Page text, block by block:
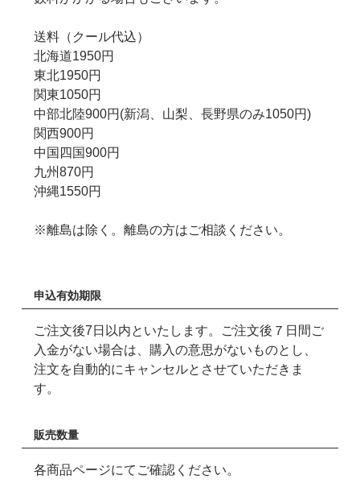
送料（クール代込）
北海道1950円
東北1950円
関東1050円
中部北陸900円(新潟、山梨、長野県のみ1050円)
関西900円
中国四国900円
九州870円
沖縄1550円
※離島は除く。離島の方はご相談ください。
申込有効期限
ご注文後7日以内といたします。ご注文後７日間ご
入金がない場合は、購入の意思がないものとし、
注文を自動的にキャンセルとさせていただきま
す。
販売数量
各商品ページにてご確認ください。